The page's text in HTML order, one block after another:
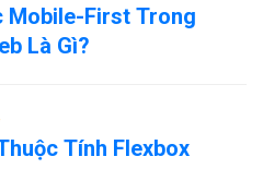
Mobile-First Trong
Là Gì?
Tính Flexbox